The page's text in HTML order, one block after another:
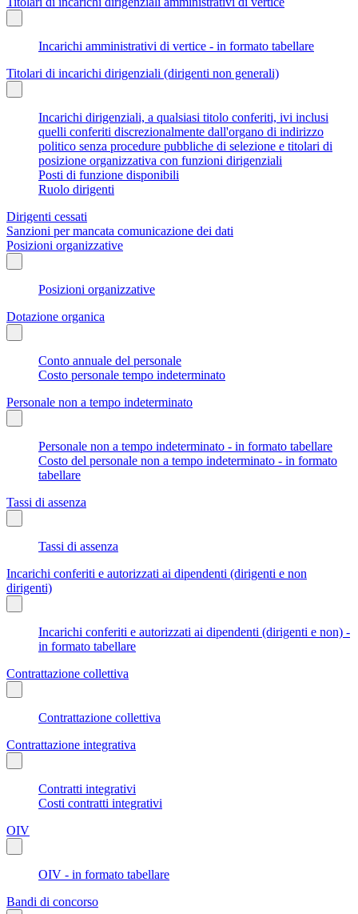
Incarichi amministrativi di vertice - in formato tabellare
Titolari di incarichi dirigenziali (dirigenti non generali)
Incarichi dirigenziali, a qualsiasi titolo conferiti, ivi inclusi
quelli conferiti discrezionalmente dall'organo di indirizzo
politico senza procedure pubbliche di selezione e titolari di
posizione organizzativa con funzioni dirigenziali
Posti di funzione disponibili
Ruolo dirigenti
Dirigenti cessati
Sanzioni per mancata comunicazione dei dati
Posizioni organizzative
Posizioni organizzative
Dotazione organica
Conto annuale del personale
Costo personale tempo indeterminato
Personale non a tempo indeterminato
Personale non a tempo indeterminato - in formato tabellare
Costo del personale non a tempo indeterminato - in formato
tabellare
Tassi di assenza
Tassi di assenza
Incarichi conferiti e autorizzati ai dipendenti (dirigenti e non
dirigenti)
Incarichi conferiti e autorizzati ai dipendenti (dirigenti e non) -
in formato tabellare
Contrattazione collettiva
Contrattazione collettiva
Contrattazione integrativa
Contratti integrativi
Costi contratti integrativi
OIV
OIV - in formato tabellare
Bandi di concorso